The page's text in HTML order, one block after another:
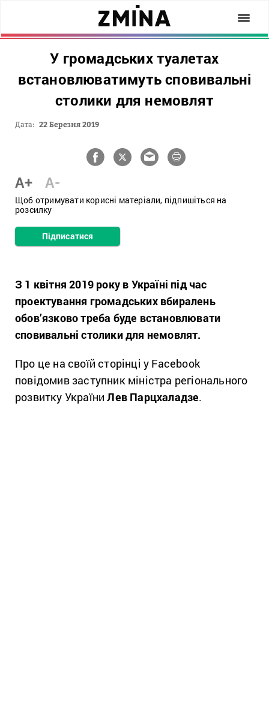
У громадських туалетах
встановлюватимуть сповивальні
столики для немовлят
Дата: 22 Березня 2019
A+ A-
Щоб отримувати корисні матеріали, підпишіться на
розсилку
Підписатися
З 1 квітня 2019 року в Україні під час
проектування громадських вбиралень
обов’язково треба буде встановлювати
сповивальні столики для немовлят.
Про це на своїй сторінці у Facebook
повідомив заступник міністра регіонального
розвитку УкраїниЛев Парцхаладзе.